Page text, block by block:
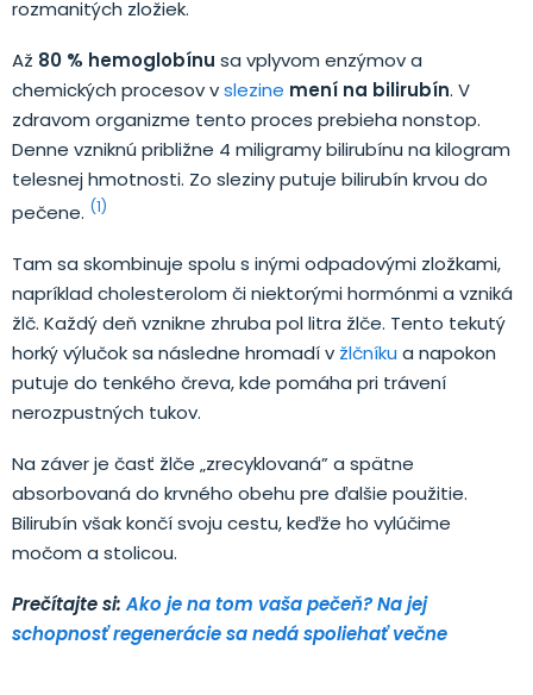
rozmanitých zložiek.
Až 80 % hemoglobínu sa vplyvom enzýmov a
chemických procesov vslezine mení na bilirubín. V
zdravom organizme tento proces prebieha nonstop.
Denne vzniknú približne 4 miligramy bilirubínu na kilogram
telesnej hmotnosti. Zo sleziny putuje bilirubín krvou do
pečene. (1)
Tam sa skombinuje spolu s inými odpadovými zložkami,
napríklad cholesterolom či niektorými hormónmi a vzniká
žlč. Každý deň vznikne zhruba pol litra žlče. Tento tekutý
horký výlučok sa následne hromadí v žlčníku a napokon
putuje do tenkého čreva, kde pomáha pri trávení
nerozpustných tukov.
Na záver je časť žlče „zrecyklovaná” a spätne
absorbovaná do krvného obehu pre ďalšie použitie.
Bilirubín však končí svoju cestu, keďže ho vylúčime
močom a stolicou.
Prečítajte si:Ako je na tom vaša pečeň? Na jej
schopnosť regenerácie sa nedá spoliehať večne